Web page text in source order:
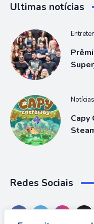
Ultimas notícias
Notícias
Capy
Redes Sociais